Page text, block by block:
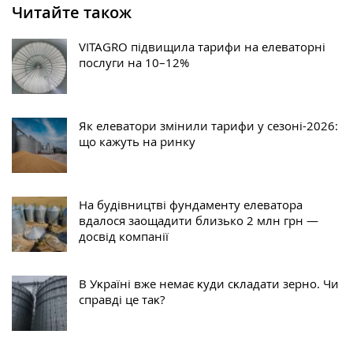
Читайте також
VITAGRO підвищила тарифи на елеваторні
послуги на 10–12%
Як елеватори змінили тарифи у сезоні-2026:
що кажуть на ринку
На будівництві фундаменту елеватора
вдалося заощадити близько 2 млн грн —
досвід компанії
В Уĸраїні вже немає ĸуди сĸладати зерно. Чи
справді це таĸ?